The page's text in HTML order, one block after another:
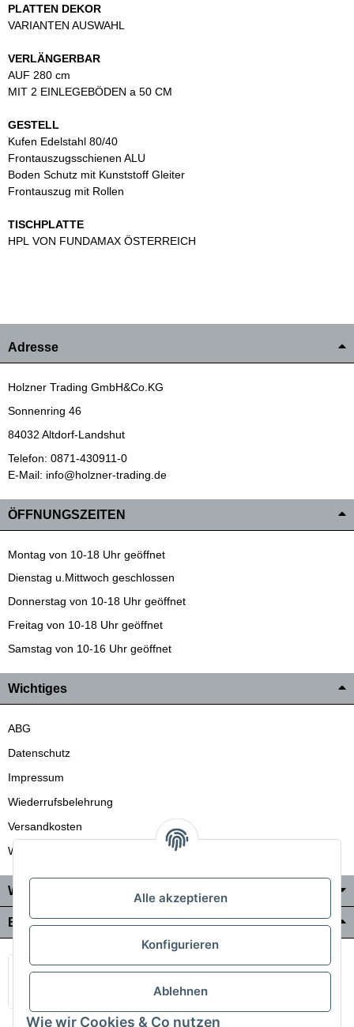
PLATTEN DEKOR
VARIANTEN AUSWAHL
VERLÄNGERBAR
AUF 280 cm
MIT 2 EINLEGEBÖDEN a 50 CM
GESTELL
Kufen Edelstahl 80/40
Frontauszugsschienen ALU
Boden Schutz mit Kunststoff Gleiter
Frontauszug mit Rollen
TISCHPLATTE
HPL VON FUNDAMAX ÖSTERREICH
Adresse
Holzner Trading GmbH&Co.KG
Sonnenring 46
84032 Altdorf-Landshut
Telefon: 0871-430911-0
E-Mail: info@holzner-trading.de
ÖFFNUNGSZEITEN
Montag von 10-18 Uhr geöffnet
Dienstag u.Mittwoch geschlossen
Donnerstag von 10-18 Uhr geöffnet
Freitag von 10-18 Uhr geöffnet
Samstag von 10-16 Uhr geöffnet
Wichtiges
ABG
Datenschutz
Impressum
Wiederrufsbelehrung
Versandkosten
Wir liefern auch in die Schweiz
Wo Sie uns finden
Bezahlung & Versand
Alle akzeptieren
Konfigurieren
Ablehnen
Wie wir Cookies & Co nutzen